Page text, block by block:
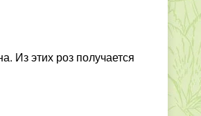
Из этих роз получается